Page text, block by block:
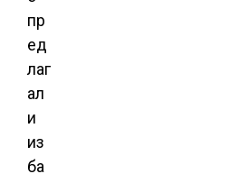
пр
ед
лаг
ал
и
из
ба